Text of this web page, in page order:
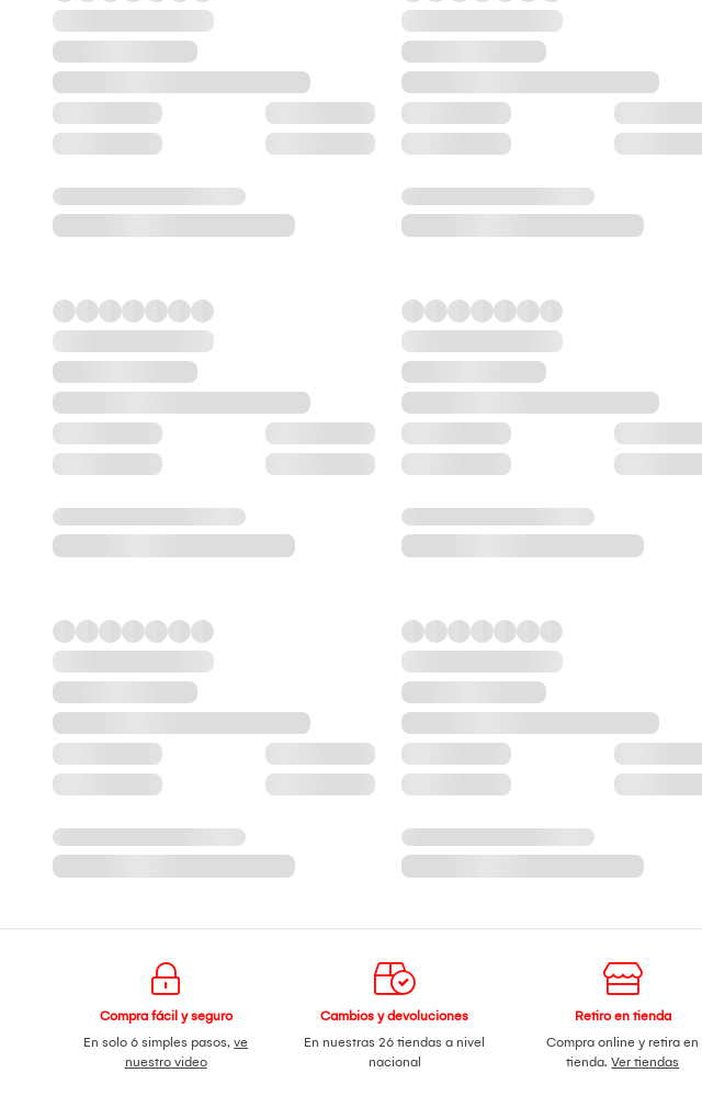
Compra fácil y seguro
En solo 6 simples pasos,ve
nuestro video
Cambios y devoluciones
En nuestras 26 tiendas a nivel
nacional
Retiro en tienda
Compra online y retira en
tienda.Ver tiendas